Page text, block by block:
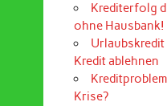
Krediterfolg
ohne Hausbank!
Urlaubskredit
Kredit ablehnen
Krise?